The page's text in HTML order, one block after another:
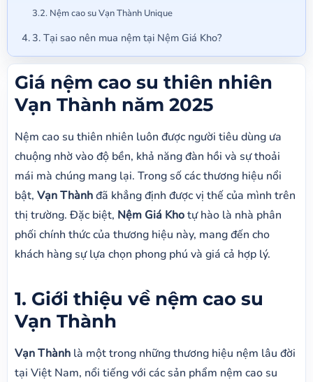
Nệm cao su Vạn Thành Unique
3. Tại sao nên mua nệm tại Nệm Giá Kho?
Giá nệm cao su thiên nhiên
Vạn Thành năm 2025
Nệm cao su thiên nhiên luôn được người tiêu dùng ưa
chuộng nhờ vào độ bền, khả năng đàn hồi và sự thoải
mái mà chúng mang lại. Trong số các thương hiệu nổi
bật, Vạn Thànhđã khẳng định được vị thế của mình trên
thị trường. Đặc biệt, Nệm Giá Khotự hào là nhà phân
phối chính thức của thương hiệu này, mang đến cho
khách hàng sự lựa chọn phong phú và giá cả hợp lý.
1. Giới thiệu về nệm cao su
Vạn Thành
Vạn Thành là một trong những thương hiệu nệm lâu đời
tại Việt Nam, nổi tiếng với các sản phẩm nệm cao su